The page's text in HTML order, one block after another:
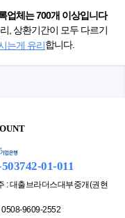
업체는 700개 이상입니다
, 상환기간이 모두 다르기
는게 유리합니다.
01-011
: 대출브라더스대부중개(권현
0508-9609-2552